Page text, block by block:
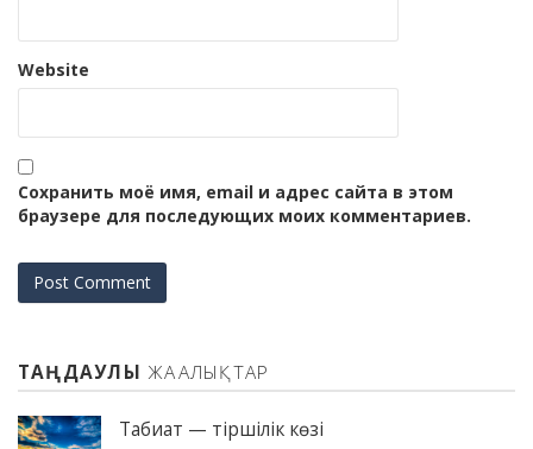
Website
Сохранить моё имя, email и адрес сайта в этом
браузере для последующих моих комментариев.
ТАҢДАУЛЫ ЖАҢАЛЫҚТАР
Табиғат — тіршілік көзі